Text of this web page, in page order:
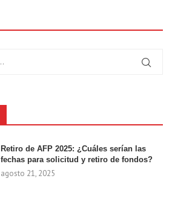
Retiro de AFP 2025: ¿Cuáles serían las
fechas para solicitud y retiro de fondos?
agosto 21, 2025